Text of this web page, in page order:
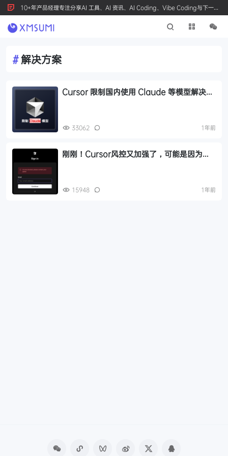
10+年产品经理专注分享AI 工具、AI 资讯、AI Coding、Vibe Coding与下一代
产品创新，按 Ctrl+D 收藏我们
#解决方案
Cursor 限制国内使用 Claude 等模型解决方
33062 1年前
刚刚！Cursor风控又加强了，可能是因为这
15948 1年前